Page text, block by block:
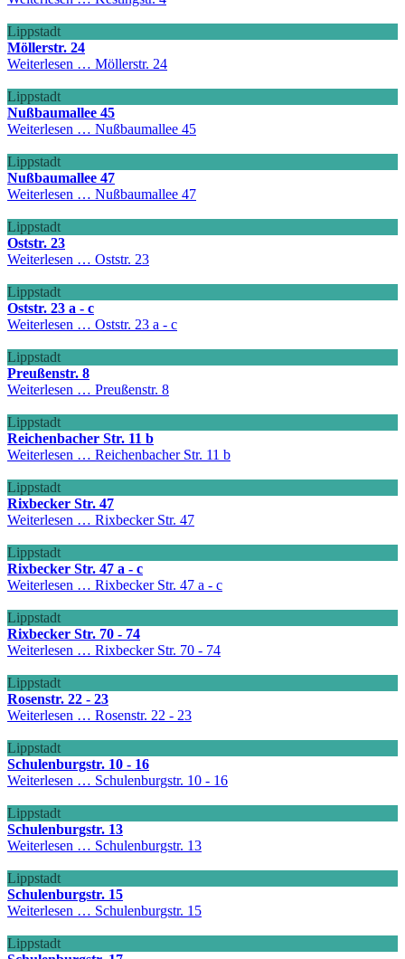
Lippstadt
Möllerstr. 24
Weiterlesen … Möllerstr. 24
Lippstadt
Nußbaumallee 45
Weiterlesen … Nußbaumallee 45
Lippstadt
Nußbaumallee 47
Weiterlesen … Nußbaumallee 47
Lippstadt
Oststr. 23
Weiterlesen … Oststr. 23
Lippstadt
Oststr. 23 a - c
Weiterlesen … Oststr. 23 a - c
Lippstadt
Preußenstr. 8
Weiterlesen … Preußenstr. 8
Lippstadt
Reichenbacher Str. 11 b
Weiterlesen … Reichenbacher Str. 11 b
Lippstadt
Rixbecker Str. 47
Weiterlesen … Rixbecker Str. 47
Lippstadt
Rixbecker Str. 47 a - c
Weiterlesen … Rixbecker Str. 47 a - c
Lippstadt
Rixbecker Str. 70 - 74
Weiterlesen … Rixbecker Str. 70 - 74
Lippstadt
Rosenstr. 22 - 23
Weiterlesen … Rosenstr. 22 - 23
Lippstadt
Schulenburgstr. 10 - 16
Weiterlesen … Schulenburgstr. 10 - 16
Lippstadt
Schulenburgstr. 13
Weiterlesen … Schulenburgstr. 13
Lippstadt
Schulenburgstr. 15
Weiterlesen … Schulenburgstr. 15
Lippstadt